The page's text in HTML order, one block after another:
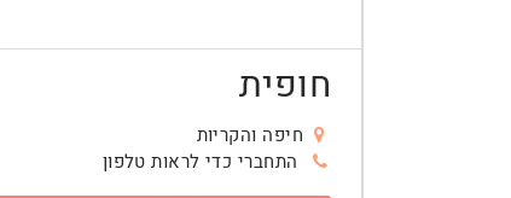
חופית
חיפה והקריות
התחברי כדי לראות טלפון